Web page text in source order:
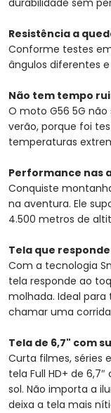
durabilidade sem
Resistência a
Conforme testes
ângulos diferentes
Não tem tempo
O moto G56 5G
verão, porque foi
temperaturas
Performance nas
Conquiste
na aventura. Ele
4.500 metros de
Tela que
Com a tecnologia
tela responde ao
molhada. Ideal
chamar uma
Tela de 6,7" com
Curta filmes, séries
tela Full HD+ de
sol. Não importa a
deixa a tela mais